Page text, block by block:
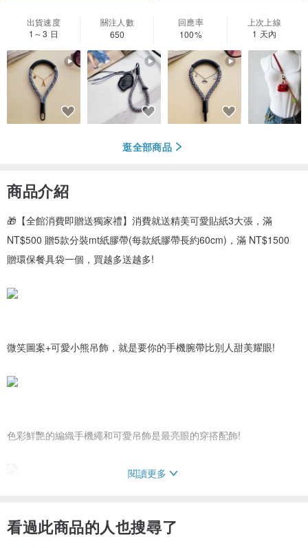
出貨速度
1～3 日
關注人數
650
回應率
100%
上次上線
1 天內
逛全部商品
商品介紹
🎁【全館消費即贈送獨家禮】消費就送精美可愛貼紙3大張，滿
NT$500 贈5款分裝mt紙膠帶(每款紙膠帶長約60cm)，滿 NT$1500
贈環保餐具袋一個，買越多送越多!
微笑圖案+可愛小熊吊飾，就是要你的手機腕帶比別人甜美耀眼!
色彩鮮艷的編織手機繩和可愛吊飾是最亮眼的穿搭配飾!
可同時搭配多種手機殼，換手機殼也不怕!
閱讀更多
看過此商品的人也搜尋了